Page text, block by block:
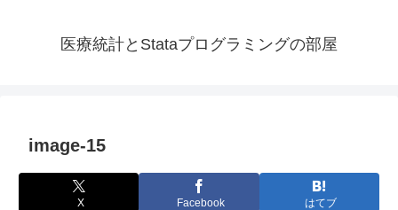
医療統計とStataプログラミングの部屋
image-15
X Facebook はてブ